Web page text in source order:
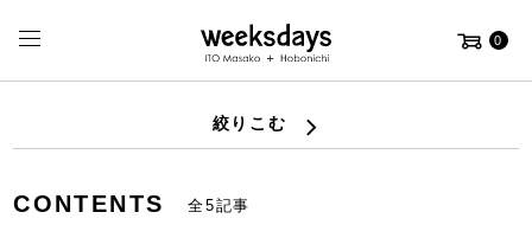
0
絞りこむ
CONTENTS 全5記事